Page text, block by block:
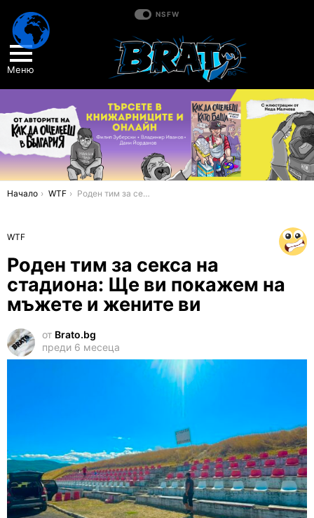
NSFW
Меню
You are here:
Начало WTF Роден тим за секса на стадиона: Ще ви покажем на мъжете и жените ви
WTF
Роден тим за секса на
стадиона: Ще ви покажем на
мъжете и жените ви
от Brato.bg
преди 6 месеца